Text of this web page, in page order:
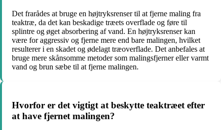
Det frarådes at bruge en højtryksrenser til at fjerne maling fra
teaktræ, da det kan beskadige træets overflade og føre til
splintre og øget absorbering af vand. En højtryksrenser kan
være for aggressiv og fjerne mere end bare malingen, hvilket
resulterer i en skadet og ødelagt træoverflade. Det anbefales at
bruge mere skånsomme metoder som malingsfjerner eller varmt
vand og brun sæbe til at fjerne malingen.
Hvorfor er det vigtigt at beskytte teaktræet efter
at have fjernet malingen?